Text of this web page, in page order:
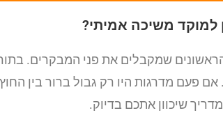
למוקד משיכה אמיתי?
שמקבלים את פני המבקרים. בתור
פעם מדרגות היו רק גבול ברור בין
שיכוון אתכם בדיוק.